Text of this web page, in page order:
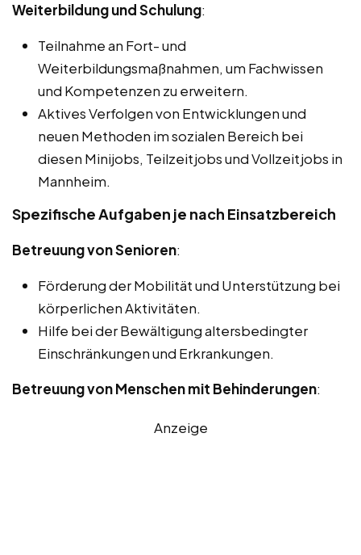
Weiterbildung und Schulung:
Teilnahme an Fort- und
Weiterbildungsmaßnahmen, um Fachwissen
und Kompetenzen zu erweitern.
Aktives Verfolgen von Entwicklungen und
neuen Methoden im sozialen Bereich bei
diesen Minijobs, Teilzeitjobs und Vollzeitjobs in
Mannheim.
Spezifische Aufgaben je nach Einsatzbereich
Betreuung von Senioren:
Förderung der Mobilität und Unterstützung bei
körperlichen Aktivitäten.
Hilfe bei der Bewältigung altersbedingter
Einschränkungen und Erkrankungen.
Betreuung von Menschen mit Behinderungen:
Anzeige